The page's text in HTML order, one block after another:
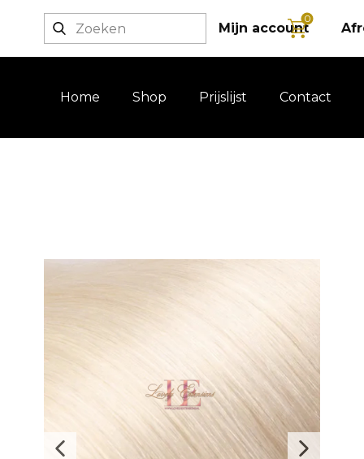
Login / registratie Mijn account
0
Home Shop Prijslijst Contact